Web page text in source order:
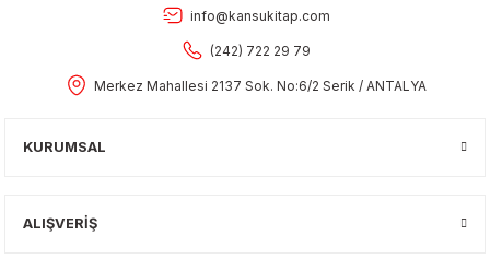
info@kansukitap.com
(242) 722 29 79
Merkez Mahallesi 2137 Sok. No:6/2 Serik / ANTALYA
KURUMSAL
ALIŞVERİŞ